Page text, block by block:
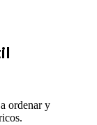
ordenar y